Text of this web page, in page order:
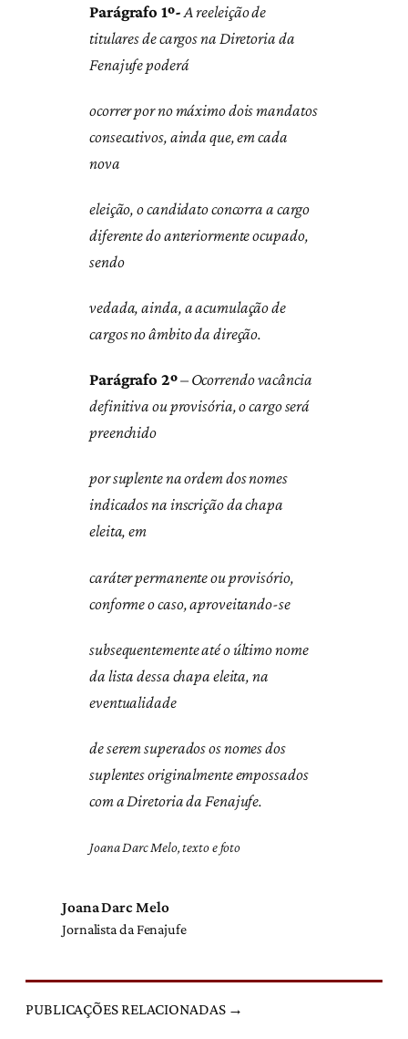
Parágrafo 1º-A reeleição de
titulares de cargos na Diretoria da
Fenajufe poderá
ocorrer por no máximo dois mandatos
consecutivos, ainda que, em cada
nova
eleição, o candidato concorra a cargo
diferente do anteriormente ocupado,
sendo
vedada, ainda, a acumulação de
cargos no âmbito da direção.
Parágrafo 2º–Ocorrendo vacância
definitiva ou provisória, o cargo será
preenchido
por suplente na ordem dos nomes
indicados na inscrição da chapa
eleita, em
caráter permanente ou provisório,
conforme o caso, aproveitando-se
subsequentemente até o último nome
da lista dessa chapa eleita, na
eventualidade
de serem superados os nomes dos
suplentes originalmente empossados
com a Diretoria da Fenajufe.
Joana Darc Melo, texto e foto
Joana Darc Melo
Jornalista da Fenajufe
PUBLICAÇÕES RELACIONADAS →